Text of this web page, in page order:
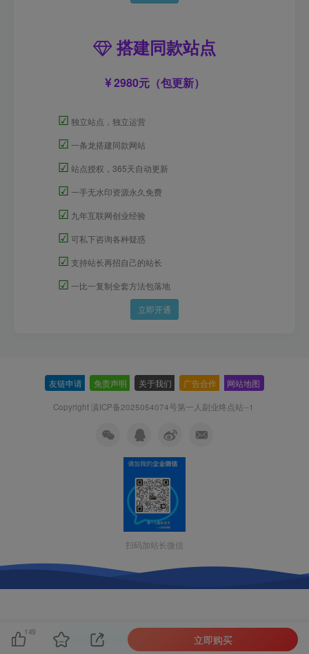
搭建同款站点
2980元（包更新）
☑ 独立站点，独立运营
☑ 一条龙搭建同款网站
☑ 站点授权，365天自动更新
☑ 一手无水印资源永久免费
☑ 九年互联网创业经验
☑ 可私下咨询各种疑惑
☑ 支持站长再招自己的站长
☑ 一比一复制全套方法包落地
立即开通
友链申请 免责声明 关于我们 广告合作 网站地图
Copyright 滇ICP备2025054074号第一人副业终点站--1
扫码加站长微信
149
立即购买
本站主题由Zibll子比主题强力驱动 联系作者